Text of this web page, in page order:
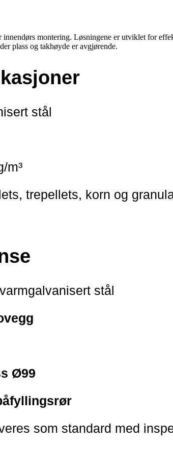
montering. Løsningene er utviklet for
plass og takhøyde er avgjørende.
stål
m³
trepellets, korn og
stål
Ø99
som standard med